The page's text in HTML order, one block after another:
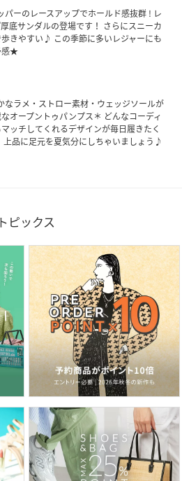
パーのレースアップでホールド感抜群 ! レ
底サンダルの登場です！ さらにスニーカ
きやすい♪ この季節に多いレジャーにも
感★
なラメ・ストロー素材・ウェッジソールが
オープントゥパンプス＊ どんなコーディ
ッチしてくれるデザインが毎日履きたく
上品に足元を夏気分にしちゃいましょう♪
トピックス